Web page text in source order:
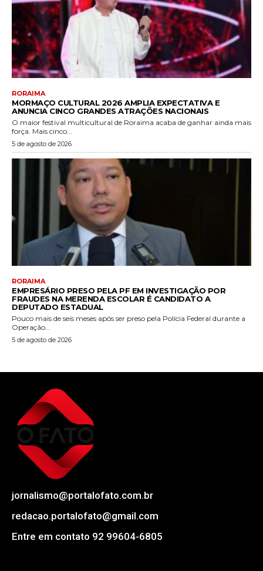
RORAIMA
MORMAÇO CULTURAL 2026 AMPLIA EXPECTATIVA E
ANUNCIA CINCO GRANDES ATRAÇÕES NACIONAIS
O maior festival multicultural de Roraima acaba de ganhar ainda mais
força. Mais cinco...
5 de agosto de 2026
RORAIMA
EMPRESÁRIO PRESO PELA PF EM INVESTIGAÇÃO POR
FRAUDES NA MERENDA ESCOLAR É CANDIDATO A
DEPUTADO ESTADUAL
Pouco mais de seis meses após ser preso pela Polícia Federal durante a
Operação...
5 de agosto de 2026
jornalismo@portalofato.com.br
redacao.portalofato@gmail.com
Entre em contato 92 99604-6805